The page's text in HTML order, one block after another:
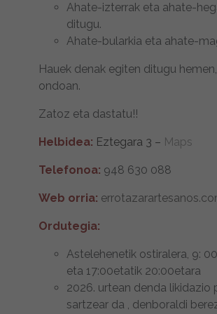
Ahate-izterrak eta ahate-
ditugu.
Ahate-bularkia eta ahate-
Hauek denak egiten ditugu
ondoan.
Zatoz eta dastatu!!
Helbidea: Eztegara 3 – Maps
Telefonoa: 948 630 088
Web orria:
Ordutegia:
Astelehenetik ostiralera, 9:
eta 17:00etatik 20:00etara
2026. urtean denda likidazio
sartzear da , denboraldi